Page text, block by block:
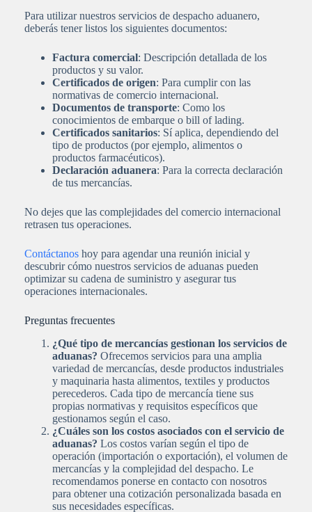
Para utilizar nuestros servicios de despacho aduanero,
deberás tener listos los siguientes documentos:
Factura comercial: Descripción detallada de los
productos y su valor.
Certificados de origen: Para cumplir con las
normativas de comercio internacional.
Documentos de transporte: Como los
conocimientos de embarque o bill of lading.
Certificados sanitarios: Sí aplica, dependiendo del
tipo de productos (por ejemplo, alimentos o
productos farmacéuticos).
Declaración aduanera: Para la correcta declaración
de tus mercancías.
No dejes que las complejidades del comercio internacional
retrasen tus operaciones.
Contáctanoshoy para agendar una reunión inicial y
descubrir cómo nuestros servicios de aduanas pueden
optimizar su cadena de suministro y asegurar tus
operaciones internacionales.
Preguntas frecuentes
¿Qué tipo de mercancías gestionan los servicios de
aduanas? Ofrecemos servicios para una amplia
variedad de mercancías, desde productos industriales
y maquinaria hasta alimentos, textiles y productos
perecederos. Cada tipo de mercancía tiene sus
propias normativas y requisitos específicos que
gestionamos según el caso.
¿Cuáles son los costos asociados con el servicio de
aduanas? Los costos varían según el tipo de
operación (importación o exportación), el volumen de
mercancías y la complejidad del despacho. Le
recomendamos ponerse en contacto con nosotros
para obtener una cotización personalizada basada en
sus necesidades específicas.